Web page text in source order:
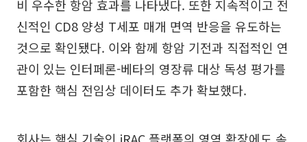
비 우수한 항암 효과를 나타냈다. 또한 지속적이고 전
신적인 CD8 양성 T세포 매개 면역 반응을 유도하는
것으로 확인됐다. 이와 함께 항암 기전과 직접적인 연
관이 있는 인터페론-베타의 영장류 대상 독성 평가를
포함한 핵심 전임상 데이터도 추가 확보했다.